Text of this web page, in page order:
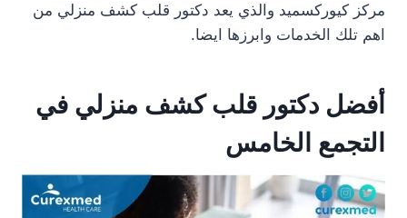
مركز كيوركسميد والذي يعد دكتور قلب كشف منزلي من
اهم تلك الخدمات وابرزها ايضا.
أفضل دكتور قلب كشف منزلي في
التجمع الخامس